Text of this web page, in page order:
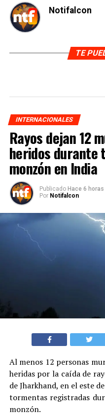
Notifalcon
TE
INTERNACIONALES
Rayos dejan 12
heridos durante
monzón en India
Publicado Hace 6 horas
Por Notifalcon
Al menos 12 personas
heridas por la caída de
de Jharkhand, en el este
tormentas registradas
monzón.